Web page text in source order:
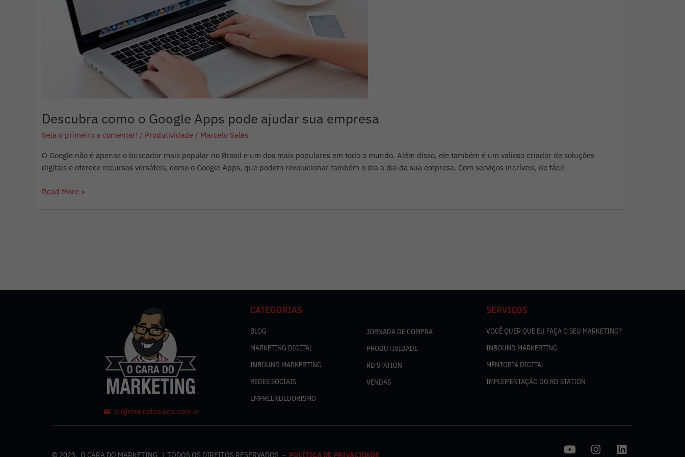
Descubra como o Google Apps pode ajudar sua empresa
Seja o primeiro a comentar! / Produtividade / Marcelo Sales
O Google não é apenas o buscador mais popular no Brasil e um dos mais populares em todo o mundo. Além disso, ele também é um valioso criador de soluções
digitais e oferece recursos versáteis, como o Google Apps, que podem revolucionar também o dia a dia da sua empresa. Com serviços incríveis, de fácil
Read More »
eu@marcelosales.com.br
CATEGORIAS
BLOG
MARKETING DIGITAL
INBOUND MARKERTING
REDES SOCIAIS
EMPREENDEDORISMO
JORNADA DE COMPRA
PRODUTIVIDADE
RD STATION
VENDAS
SERVIÇOS
VOCÊ QUER QUE EU FAÇA O SEU MARKETING?
INBOUND MARKERTING
MENTORIA DIGITAL
IMPLEMENTAÇÃO DO RD STATION
© 2023, O CARA DO MARKETING | TODOS OS DIREITOS RESERVADOS – POLÍTICA DE PRIVACIDADE Y I L